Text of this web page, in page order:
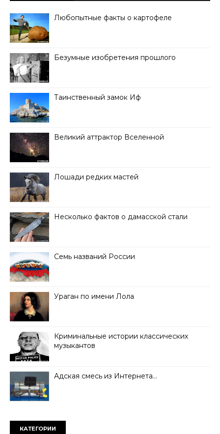
Любопытные факты о картофеле
Безумные изобретения прошлого
Таинственный замок Иф
Великий аттрактор Вселенной
Лошади редких мастей
Несколько фактов о дамасской стали
Семь названий России
Ураган по имени Лола
Криминальные истории классических
музыкантов
Адская смесь из Интернета…
КАТЕГОРИИ